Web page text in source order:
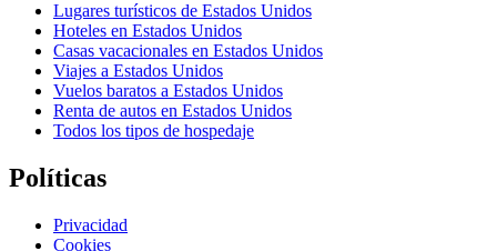
Lugares turísticos de Estados Unidos
Hoteles en Estados Unidos
Casas vacacionales en Estados Unidos
Viajes a Estados Unidos
Vuelos baratos a Estados Unidos
Renta de autos en Estados Unidos
Todos los tipos de hospedaje
Políticas
Privacidad
Cookies